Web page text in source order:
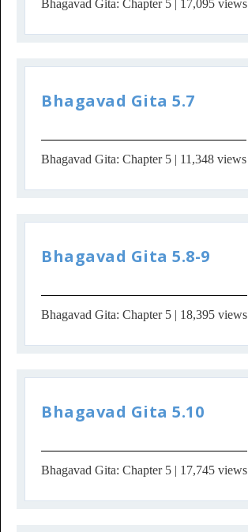
Bhagavad Gita: Chapter 5 | 17,095 views
Bhagavad Gita 5.7
Bhagavad Gita: Chapter 5 | 11,348 views
Bhagavad Gita 5.8-9
Bhagavad Gita: Chapter 5 | 18,395 views
Bhagavad Gita 5.10
Bhagavad Gita: Chapter 5 | 17,745 views